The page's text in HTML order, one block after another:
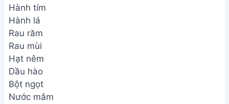
Hành tím
Hành lá
Rau răm
Rau mùi
Hạt nêm
Dầu hào
Bột ngọt
Nước mắm